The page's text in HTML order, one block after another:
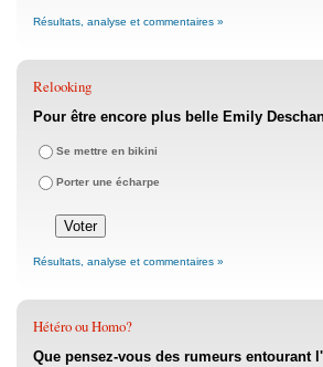
Résultats, analyse et commentaires »
Relooking
Pour être encore plus belle Emily
Se mettre en bikini
Porter une écharpe
Résultats, analyse et commentaires »
Hétéro ou Homo?
Que pensez-vous des rumeurs entourant